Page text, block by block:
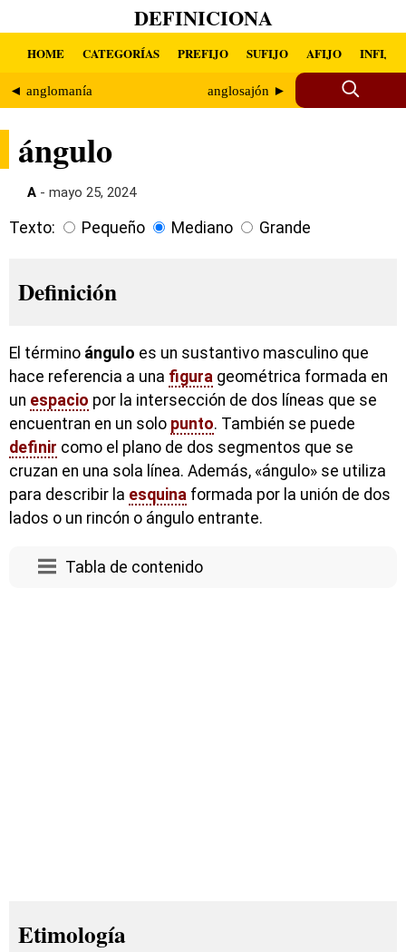
DEFINICIONA
HOME CATEGORÍAS PREFIJO SUFIJO AFIJO INFIJO
◄ anglomanía anglosajón ►
ángulo
A - mayo 25, 2024
Texto: Pequeño Mediano Grande
Definición
El término ángulo es un sustantivo masculino que
hace referencia a una figura geométrica formada en
un espacio por la intersección de dos líneas que se
encuentran en un solo punto. También se puede
definir como el plano de dos segmentos que se
cruzan en una sola línea. Además, «ángulo» se utiliza
para describir la esquina formada por la unión de dos
lados o un rincón o ángulo entrante.
Tabla de contenido
Etimología